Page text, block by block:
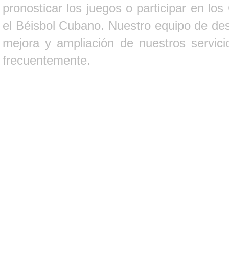
pronosticar los juegos o participar en
el Béisbol Cubano. Nuestro equipo de
mejora y ampliación de nuestros
frecuentemente.